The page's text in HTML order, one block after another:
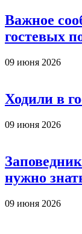
Важное
гостевых
09 июня 2026
Ходили в
09 июня 2026
нужно
09 июня 2026